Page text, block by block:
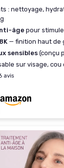
: nettoyage,
âge pour
— finition haut de
sensibles (conçu
sur visage, cou
avis